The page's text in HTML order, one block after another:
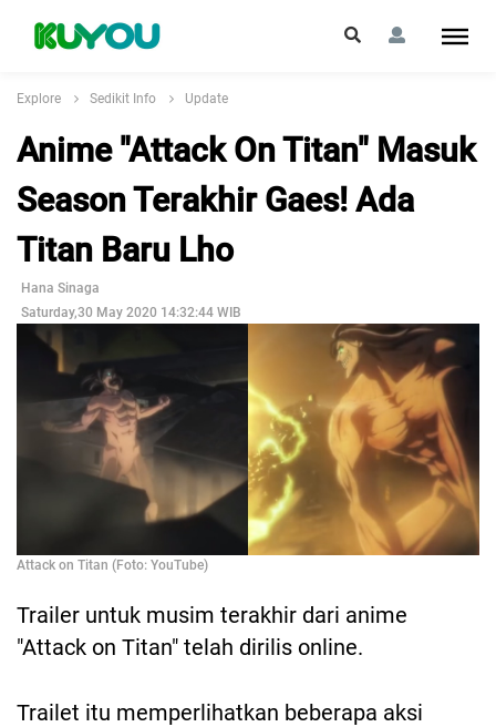
Explore Sedikit Info Update
Anime "Attack On Titan" Masuk
Season Terakhir Gaes! Ada
Titan Baru Lho
Hana Sinaga
Saturday,30 May 2020 14:32:44 WIB
Attack on Titan (Foto: YouTube)
Trailer untuk musim terakhir dari anime
"Attack on Titan" telah dirilis online.
Trailet itu memperlihatkan beberapa aksi